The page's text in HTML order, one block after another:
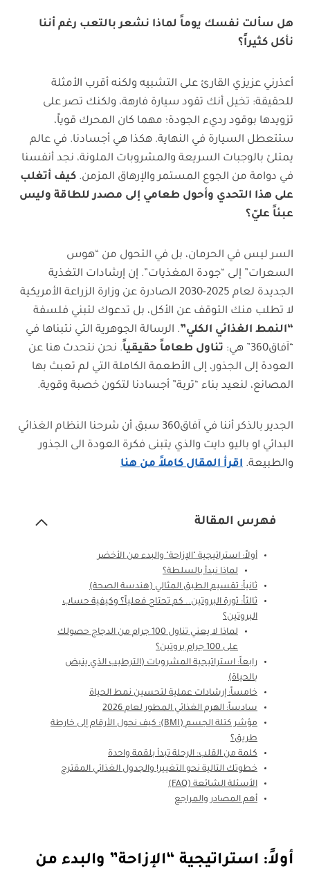
هل سألت نفسك يوماً لماذا نشعر بالتعب رغم أننا
نأكل كثيراً؟
أعذرني عزيزي القارئ على التشبيه ولكنه أقرب الأمثلة
للحقيقة: تخيل أنك تقود سيارة فارهة، ولكنك تصر على
تزويدها بوقود رديء الجودة؛ مهما كان المحرك قوياً،
ستتعطل السيارة في النهاية. هكذا هي أجسادنا. في عالم
يمتلئ بالوجبات السريعة والمشروبات الملونة، نجد أنفسنا
في دوامة من الجوع المستمر والإرهاق المزمن. كيف أتغلب
على هذا التحدي وأحول طعامي إلى مصدر للطاقة وليس
عبئاً عليّ؟
السر ليس في الحرمان، بل في التحول من “هوس
السعرات” إلى “جودة المغذيات”. إن إرشادات التغذية
الجديدة لعام 2025-2030 الصادرة عن وزارة الزراعة الأمريكية
لا تطلب منك التوقف عن الأكل، بل تدعوك لتبني فلسفة
“النمط الغذائي الكلي”. الرسالة الجوهرية التي نتبناها في
“آفاق360” هي:
تناول طعاماً حقيقياً. نحن نتحدث هنا عن
العودة إلى الجذور، إلى الأطعمة الكاملة التي لم تعبث بها
المصانع، لنعيد بناء “تربة” أجسادنا لتكون خصبة وقوية.
الجدير بالذكر أننا في آفاق360 سبق أن شرحنا النظام الغذائي
البدائي او باليو دايت والذي يتبنى فكرة العودة الى الجذور
والطبيعة. اقرأ المقال كاملاً من هنا
فهرس المقالة
أولاً: استراتيجية "الإزاحة" والبدء من الأخضر
لماذا نبدأ بالسلطة؟
ثانياً: تقسيم الطبق المثالي (هندسة الصحة)
ثالثاً: ثورة البروتين.. كم تحتاج فعلياً؟ وكيفية حساب
البروتين؟
لماذا لا يعني تناول 100 جرام من الدجاج حصولك
على 100 جرام بروتين؟
رابعاً: استراتيجية المشروبات (الترطيب الذي ينبض
بالحياة)
خامساً: إرشادات عملية لتحسين نمط الحياة
سادساً: الهرم الغذائي المطور لعام 2026
مؤشر كتلة الجسم (BMI): كيف نحول الأرقام إلى خارطة
طريق؟
كلمة من القلب: الرحلة تبدأ بلقمة واحدة
خطوتك التالية نحو التغيير! والجدول الغذائي المقترح
الأسئلة الشائعة (FAQ)
أهم المصادر والمراجع
أولاً: استراتيجية “الإزاحة” والبدء من